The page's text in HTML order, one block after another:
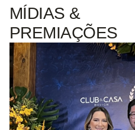
MÍDIAS &
PREMIAÇÕES